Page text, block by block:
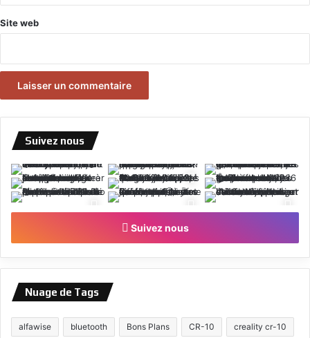
Site web
Suivez nous
Suivez nous
Nuage de Tags
alfawise bluetooth Bons Plans CR-10 creality cr-10